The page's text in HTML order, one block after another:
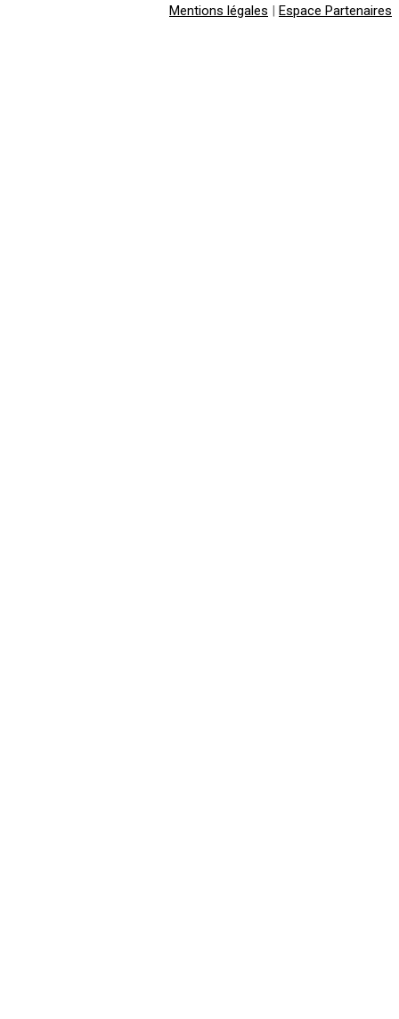
Mentions légales | Espace Partenaires